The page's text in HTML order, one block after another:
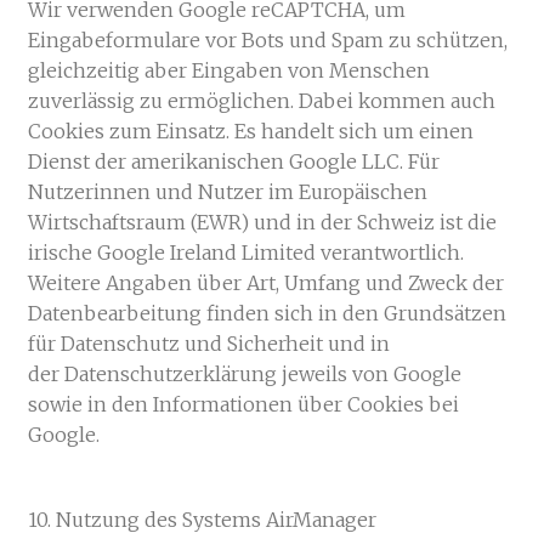
Wir verwenden Google reCAPTCHA, um
Eingabeformulare vor Bots und Spam zu schützen,
gleichzeitig aber Eingaben von Menschen
zuverlässig zu ermöglichen. Dabei kommen auch
Cookies zum Einsatz. Es handelt sich um einen
Dienst der amerikanischen Google LLC. Für
Nutzerinnen und Nutzer im Europäischen
Wirtschaftsraum (EWR) und in der Schweiz ist die
irische Google Ireland Limited verantwortlich.
Weitere Angaben über Art, Umfang und Zweck der
Datenbearbeitung finden sich in den Grundsätzen
für Datenschutz und Sicherheit und in
der Datenschutzerklärung jeweils von Google
sowie in den Informationen über Cookies bei
Google.
10. Nutzung des Systems AirManager